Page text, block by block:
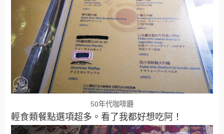
50年代咖啡廳
輕食類餐點選項超多。看了我都好想吃阿！